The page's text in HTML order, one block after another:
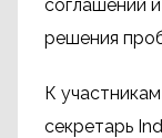
соглашений
решения
К
секретарь